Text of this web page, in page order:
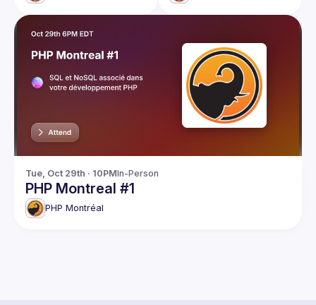
Tue, Oct 29th · 10PMIn-Person
PHP Montreal #1
PHP Montréal